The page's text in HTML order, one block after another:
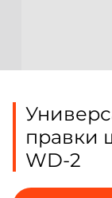
правки
WD-2